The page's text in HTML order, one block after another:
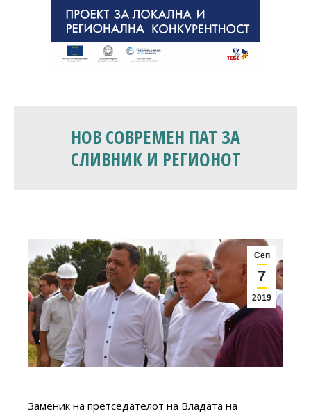
НОВ СОВРЕМЕН ПАТ ЗА
СЛИВНИК И РЕГИОНОТ
Сеп
7
2019
Заменик на претседателот на Владата на